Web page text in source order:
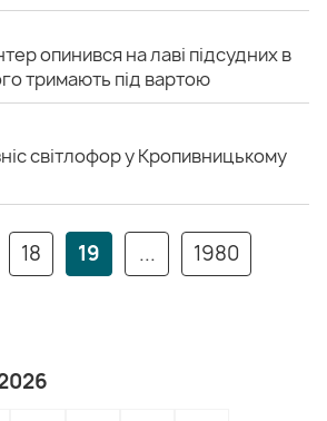
опинився на лаві підсудних в
тримають під вартою
світлофор у Кропивницькому
18 19 ... 1980